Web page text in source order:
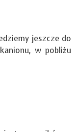
jeszcze do
w pobliżu